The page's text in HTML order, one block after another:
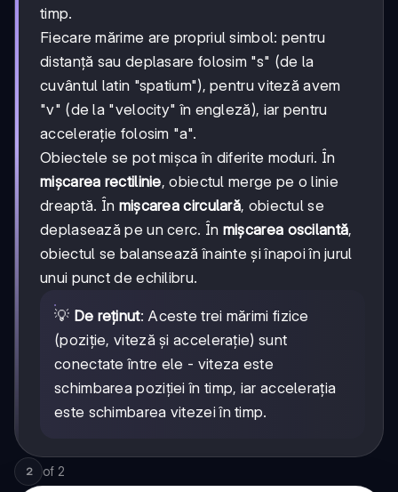
timp.
Fiecare mărime are propriul simbol: pentru
distanță sau deplasare folosim "s" (de la
cuvântul latin "spatium"), pentru viteză avem
"v" (de la "velocity" în engleză), iar pentru
accelerație folosim "a".
Obiectele se pot mișca în diferite moduri. În
mișcarea rectilinie, obiectul merge pe o linie
dreaptă. În mișcarea circulară, obiectul se
deplasează pe un cerc. În mișcarea oscilantă,
obiectul se balansează înainte și înapoi în jurul
unui punct de echilibru.
💡 De reținut: Aceste trei mărimi fizice
(poziție, viteză și accelerație) sunt
conectate între ele - viteza este
schimbarea poziției în timp, iar accelerația
este schimbarea vitezei în timp.
2 of 2